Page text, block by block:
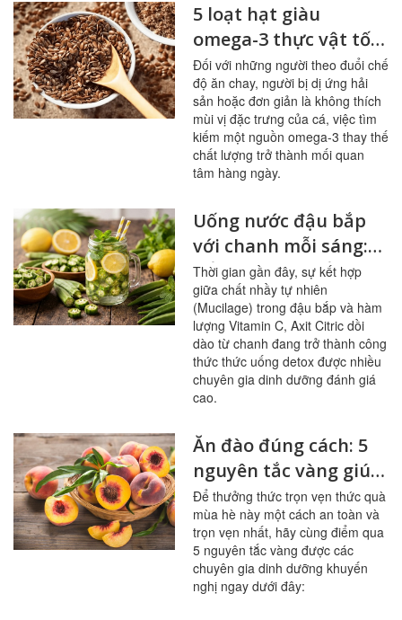
5 loạt hạt giàu
omega-3 thực vật tốt
nhất cho người ít ăn
cá
Đối với những người theo đuổi chế
độ ăn chay, người bị dị ứng hải
sản hoặc đơn giản là không thích
mùi vị đặc trưng của cá, việc tìm
kiếm một nguồn omega-3 thay thế
chất lượng trở thành mối quan
tâm hàng ngày.
Uống nước đậu bắp
với chanh mỗi sáng:
bổ mạch máu, ổn
đường huyết
Thời gian gần đây, sự kết hợp
giữa chất nhầy tự nhiên
(Mucilage) trong đậu bắp và hàm
lượng Vitamin C, Axit Citric dồi
dào từ chanh đang trở thành công
thức thức uống detox được nhiều
chuyên gia dinh dưỡng đánh giá
cao.
Ăn đào đúng cách: 5
nguyên tắc vàng giúp
sạch mạch máu,
tránh ngộ độc
Để thưởng thức trọn vẹn thức quà
mùa hè này một cách an toàn và
trọn vẹn nhất, hãy cùng điểm qua
5 nguyên tắc vàng được các
chuyên gia dinh dưỡng khuyến
nghị ngay dưới đây: